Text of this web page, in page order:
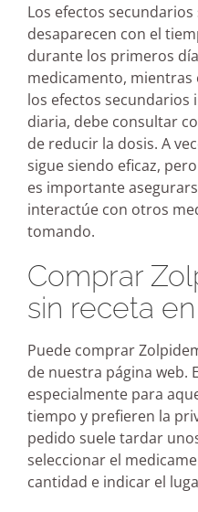
Los efectos
desaparecen con el
durante los primeros
medicamento, mientras
los efectos secundarios
diaria, debe consultar
de reducir la dosis. A
sigue siendo eficaz,
es importante
interactúe con otros
tomando.
Comprar
sin receta
Puede comprar
de nuestra página web.
especialmente para
tiempo y prefieren la
pedido suele tardar
seleccionar el
cantidad e indicar el